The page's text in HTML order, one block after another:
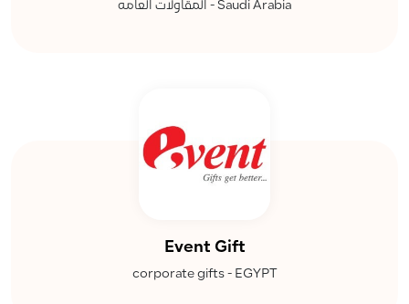
المقاولات العامه - Saudi Arabia
Event Gift
corporate gifts - EGYPT